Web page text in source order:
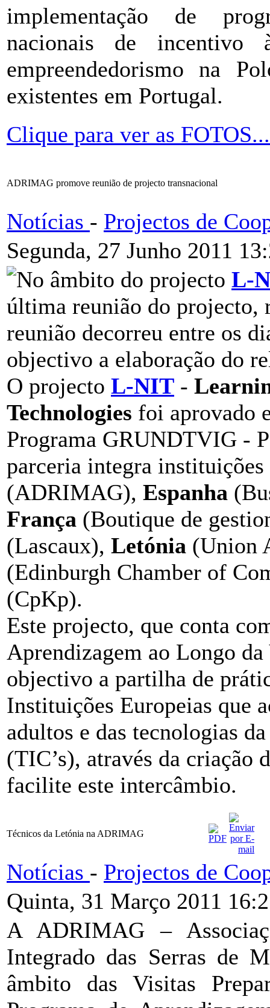
implementação de
nacionais de
empreendedorismo na
existentes em Portugal.
Clique para ver as FOTOS...
ADRIMAG promove reunião de projecto transnacional
Notícias - Projectos de
Segunda, 27 Junho 2011
No âmbito do projecto L-
última reunião do projecto,
reunião decorreu entre os
objectivo a elaboração do
O projecto L-NIT -
Technologies foi aprovado
Programa GRUNDTVIG -
parceria integra
(ADRIMAG), Espanha
França (Boutique de
(Lascaux), Letónia (Union
(Edinburgh Chamber of
(CpKp).
Este projecto, que conta
Aprendizagem ao Longo
objectivo a partilha de
Instituições Europeias que
adultos e das tecnologias
(TIC’s), através da criação
facilite este intercâmbio.
Técnicos da Letónia na ADRIMAG
Notícias - Projectos de
Quinta, 31 Março 2011
A ADRIMAG –
Integrado das Serras de
âmbito das Visitas